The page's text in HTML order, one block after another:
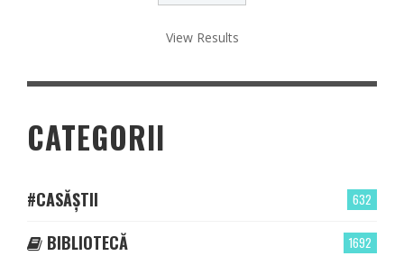
View Results
CATEGORII
632
#CASĂȘTII
1692
BIBLIOTECĂ